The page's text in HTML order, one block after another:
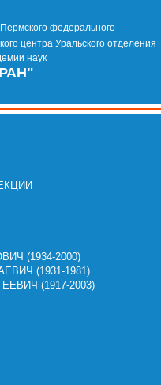
федерального
центра Уральского отделения
наук
(1934-2000)
(1931-1981)
(1917-2003)